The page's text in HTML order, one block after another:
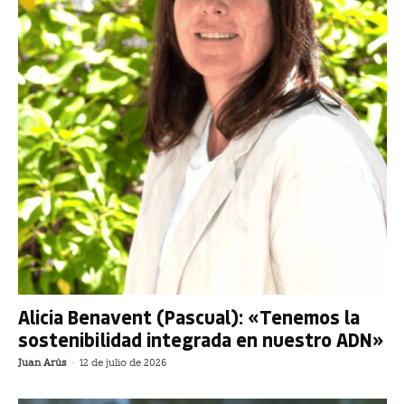
Alicia Benavent (Pascual): «Tenemos la
sostenibilidad integrada en nuestro ADN»
Juan Arús - 12 de julio de 2026